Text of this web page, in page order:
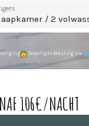
/ 2
Beveiligde betaling via
106€/NACHT